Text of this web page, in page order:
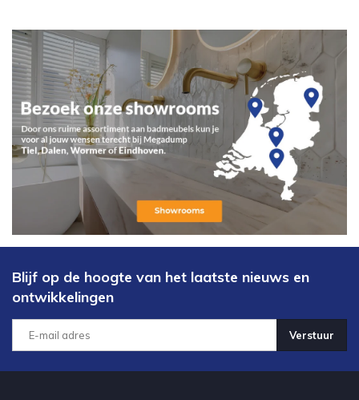
Blijf op de hoogte van het laatste nieuws en
ontwikkelingen
Verstuur